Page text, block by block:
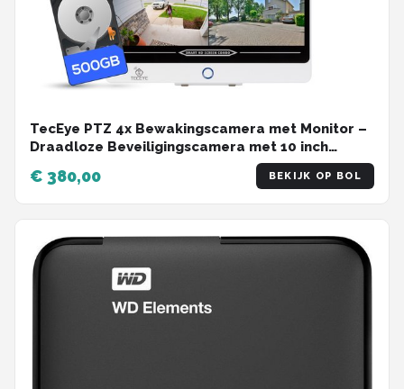
TecEye PTZ 4x Bewakingscamera met Monitor –
Draadloze Beveiligingscamera met 10 inch
Scherm – Camera met Monitor –
Bewakingscamera met Scherm - 500GB Opslag
€ 380,00 BEKIJK OP BOL